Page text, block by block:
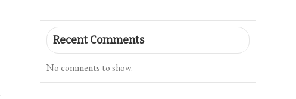
Recent Comments
No comments to show.